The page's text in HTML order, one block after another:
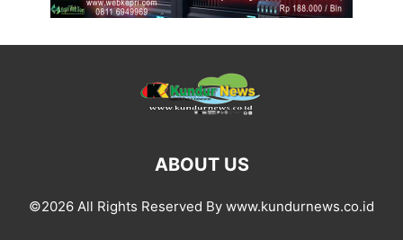
ABOUT US
©2026 All Rights Reserved By www.kundurnews.co.id